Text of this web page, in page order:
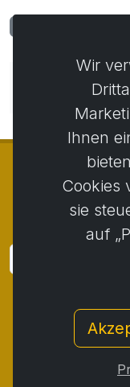
©
Wir
Ihnen
Cookies
sie
auf